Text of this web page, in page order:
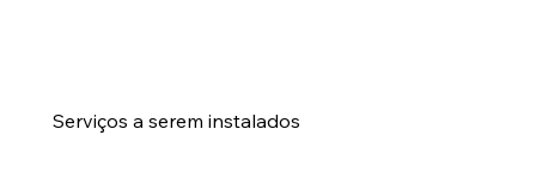
Serviços a serem instalados